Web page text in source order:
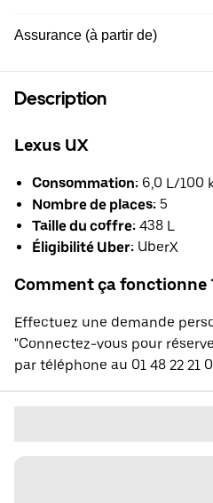
Assurance (à partir de)
Description
Lexus UX
Consommation: 6,0 L/100
Nombre de places: 5
Taille du coffre: 438 L
Éligibilité Uber: UberX
Comment ça fonctionne
Effectuez une demande
"Connectez-vous pour
par téléphone au 01 48 22 21